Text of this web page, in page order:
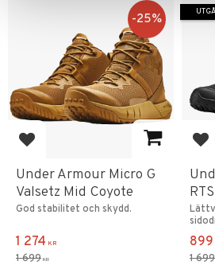
Lägg till i favoriter
Under Armour Micro G
Valsetz Mid Coyote
God stabilitet och skydd.
1 274 KR
1 699 KR
25%
899
1 699